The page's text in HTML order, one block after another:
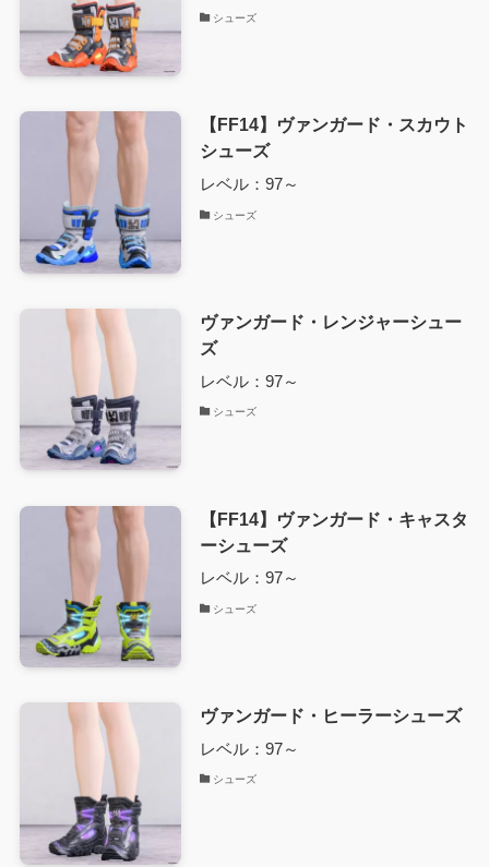
シューズ
【FF14】ヴァンガード・スカウト
シューズ
レベル：97～
シューズ
ヴァンガード・レンジャーシュー
ズ
レベル：97～
シューズ
【FF14】ヴァンガード・キャスタ
ーシューズ
レベル：97～
シューズ
ヴァンガード・ヒーラーシューズ
レベル：97～
シューズ